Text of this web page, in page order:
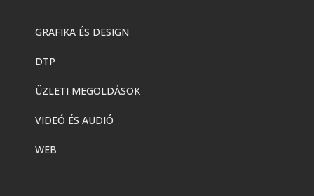
GRAFIKA ÉS DESIGN
DTP
ÜZLETI MEGOLDÁSOK
VIDEÓ ÉS AUDIÓ
WEB